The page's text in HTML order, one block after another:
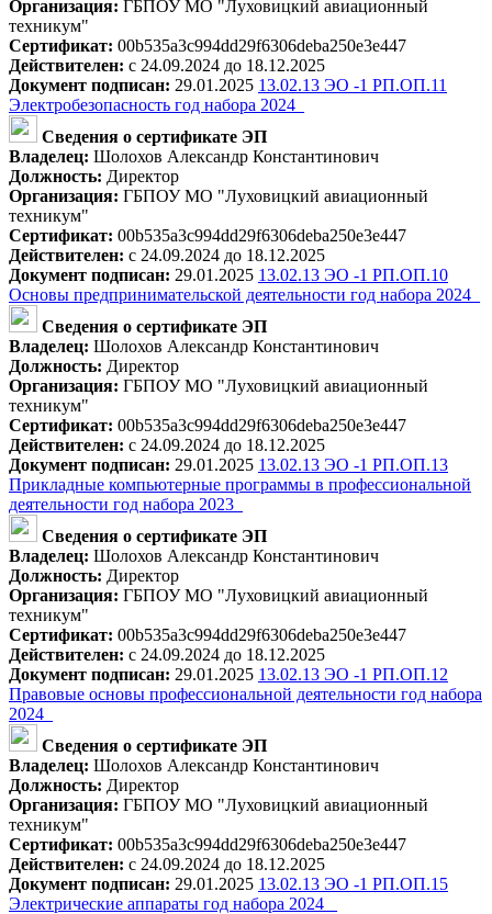
Организация: ГБПОУ МО "Луховицкий авиационный
техникум"
Сертификат: 00b535a3c994dd29f6306deba250e3e447
Действителен: с 24.09.2024 до 18.12.2025
Документ подписан: 29.01.2025 13.02.13 ЭО -1 РП.ОП.11
Электробезопасность год набора 2024_
Сведения о сертификате ЭП
Владелец: Шолохов Александр Константинович
Должность: Директор
Организация: ГБПОУ МО "Луховицкий авиационный
техникум"
Сертификат: 00b535a3c994dd29f6306deba250e3e447
Действителен: с 24.09.2024 до 18.12.2025
Документ подписан: 29.01.2025 13.02.13 ЭО -1 РП.ОП.10
Основы предпринимательской деятельности год набора 2024_
Сведения о сертификате ЭП
Владелец: Шолохов Александр Константинович
Должность: Директор
Организация: ГБПОУ МО "Луховицкий авиационный
техникум"
Сертификат: 00b535a3c994dd29f6306deba250e3e447
Действителен: с 24.09.2024 до 18.12.2025
Документ подписан: 29.01.2025 13.02.13 ЭО -1 РП.ОП.13
Прикладные компьютерные программы в профессиональной
деятельности год набора 2023_
Сведения о сертификате ЭП
Владелец: Шолохов Александр Константинович
Должность: Директор
Организация: ГБПОУ МО "Луховицкий авиационный
техникум"
Сертификат: 00b535a3c994dd29f6306deba250e3e447
Действителен: с 24.09.2024 до 18.12.2025
Документ подписан: 29.01.2025 13.02.13 ЭО -1 РП.ОП.12
Правовые основы профессиональной деятельности год набора
2024_
Сведения о сертификате ЭП
Владелец: Шолохов Александр Константинович
Должность: Директор
Организация: ГБПОУ МО "Луховицкий авиационный
техникум"
Сертификат: 00b535a3c994dd29f6306deba250e3e447
Действителен: с 24.09.2024 до 18.12.2025
Документ подписан: 29.01.2025 13.02.13 ЭО -1 РП.ОП.15
Электрические аппараты год набора 2024 _